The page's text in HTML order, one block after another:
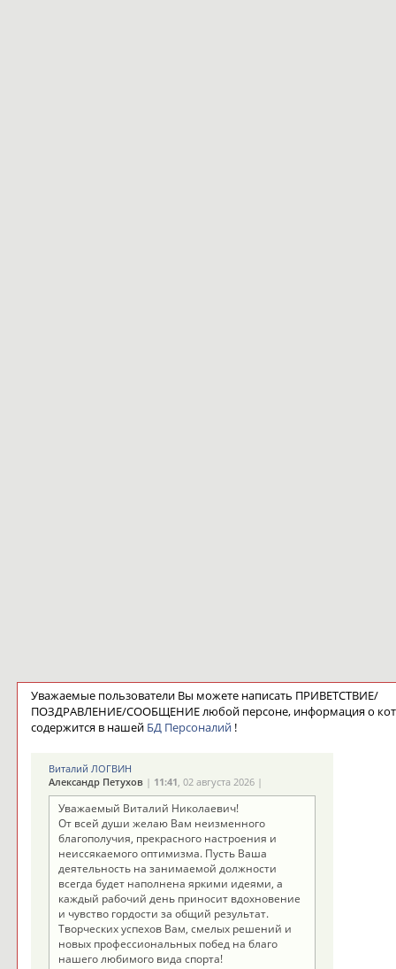
Уважаемые пользователи Вы можете написать ПРИВЕТСТВИЕ/
ПОЗДРАВЛЕНИЕ/СООБЩЕНИЕ любой персоне, информация о
содержится в нашей БД Персоналий!
Виталий ЛОГВИН
Александр Петухов| 11:41, 02 августа 2026 |
Уважаемый Виталий Николаевич!
От всей души желаю Вам неизменного
благополучия, прекрасного настроения и
неиссякаемого оптимизма. Пусть Ваша
деятельность на занимаемой должности
всегда будет наполнена яркими идеями, а
каждый рабочий день приносит вдохновение
и чувство гордости за общий результат.
Творческих успехов Вам, смелых решений и
новых профессиональных побед на благо
нашего любимого вида спорта!